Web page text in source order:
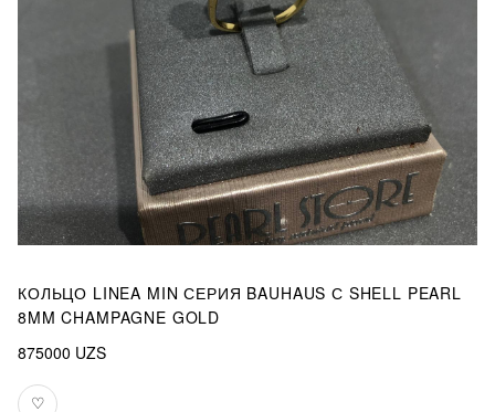
КОЛЬЦО LINEA MIN СЕРИЯ BAUHAUS С SHELL PEARL
8MM CHAMPAGNE GOLD
875000 UZS
♡